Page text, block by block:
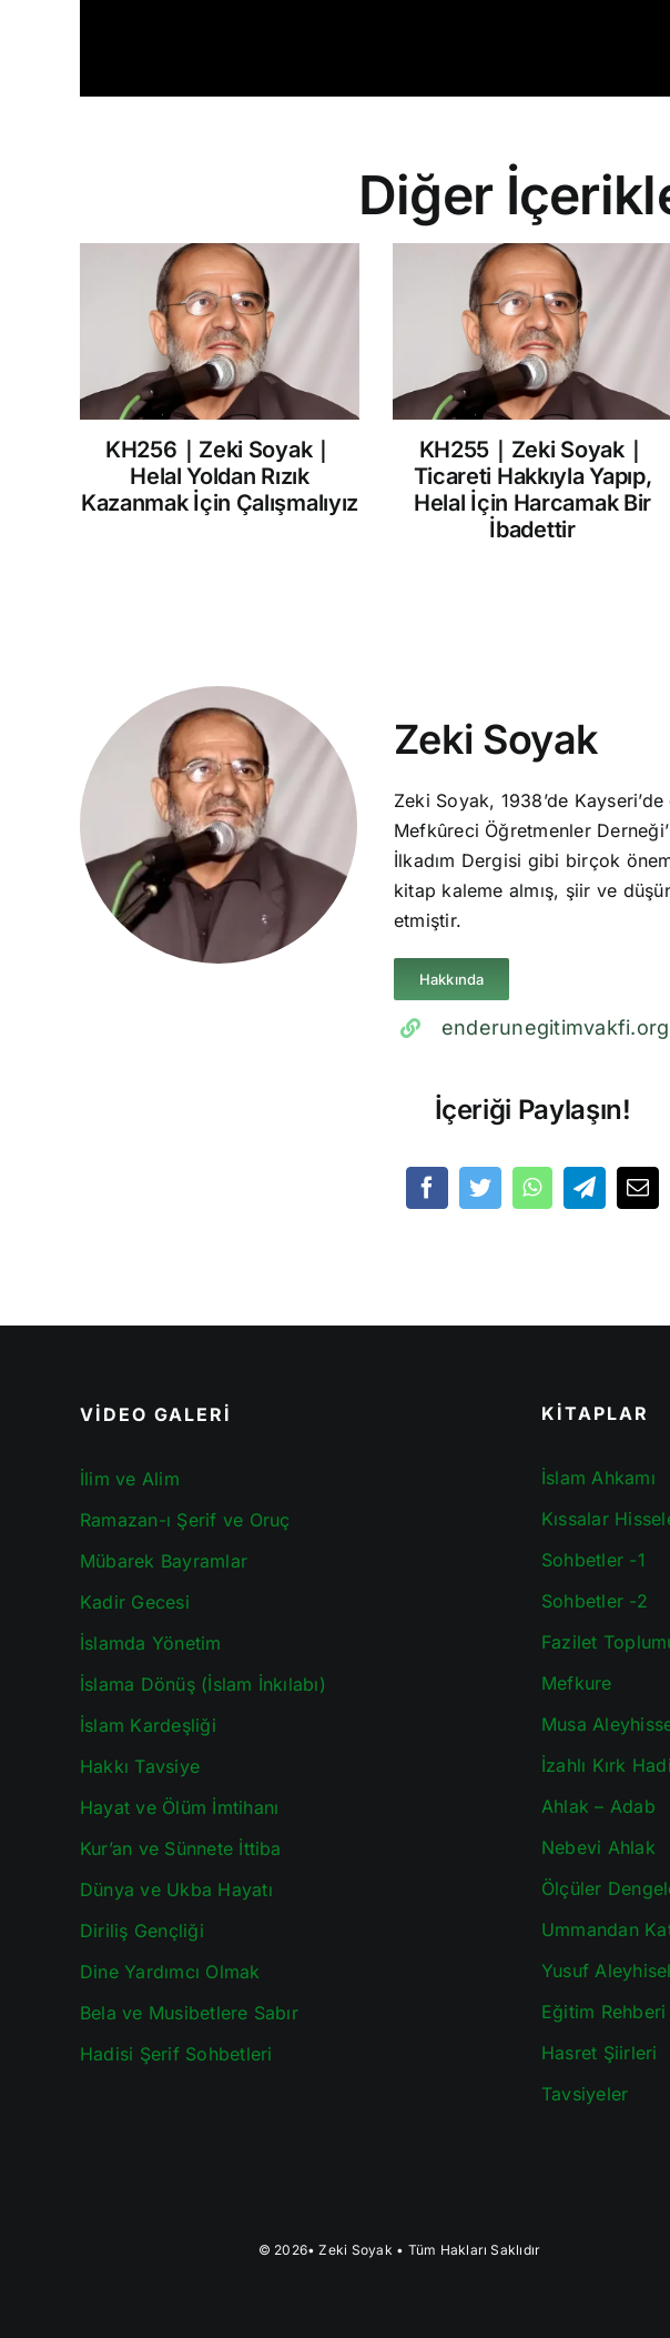
Diğer
KH256｜Zeki Soyak｜
Helal Yoldan Rızık
Kazanmak İçin Çalışmalıyız
KH255｜Zeki Soyak｜
Ticareti Hakkıyla Yapıp,
Helal İçin Harcamak Bir
İbadettir
Zeki Soyak
Zeki Soyak, 1938’de
Mefkûreci Öğretmenler
İlkadım Dergisi gibi birçok
kitap kaleme almış, şiir ve
etmiştir.
Hakkında
İçeriği Paylaşın!
VİDEO GALERİ
İlim ve Alim
Ramazan-ı Şerif ve Oruç
Mübarek Bayramlar
Kadir Gecesi
İslamda Yönetim
İslama Dönüş (İslam İnkılabı)
İslam Kardeşliği
Hakkı Tavsiye
Hayat ve Ölüm İmtihanı
Kur’an ve Sünnete İttiba
Dünya ve Ukba Hayatı
Diriliş Gençliği
Dine Yardımcı Olmak
Bela ve Musibetlere Sabır
Hadisi Şerif Sohbetleri
KİTAPLAR
İslam Ahkamı
Kıssalar
Sohbetler -1
Sohbetler -2
Fazilet
Mefkure
Musa
İzahlı Kırk
Ahlak – Adab
Nebevi Ahlak
Ölçüler
Ummandan
Yusuf
Eğitim Rehberi
Hasret Şiirleri
Tavsiyeler
© 2026•Zeki Soyak• Tüm Hakları Saklıdır